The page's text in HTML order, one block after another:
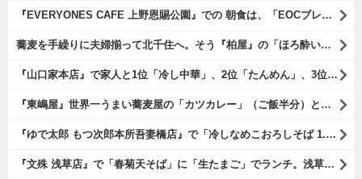
『EVERYONES CAFE 上野恩賜公園』での 朝食は、「EOCブレックファーストプレート」とセットで「アイスカフェラテ」をもらい、それから家人が「東京たまごを使ったパンケーキ キャラメルナッツ（2枚）」を頼んでみた。どれもがハイカラにうまいのだよ（笑）。（EVERYONES CAFE 上野恩賜公園：上野公園）
蕎麦を手繰りに夫婦揃って北千住へ。そう『柏屋』の「ほろ酔いセット」で一杯やったのだよ。ここは二駅離れた場所だけど、あたしの『街的』のようにくつろげる処だ。勿論、うまかったのだよ（笑）。（きそば 柏屋：足立区千住）
『山口家本店』で家人と1位「冷し中華」、2位「たんめん」、3位「かき氷」の順番通りのオーダーでランチ。なんの変哲もないものがうまいのは、当たり前だのクラッカーなのだと云爾（笑）。（山口家本店：千束通り商店街：浅草五丁目）
『東嶋屋』世界一うまい蕎麦屋の「カツカレー」（ご飯半分）と「おしんこ盛り合わせ」と「ビ―ル」でランチ。もう、ほんとうまいのだから、みんな食べてみてね、と云爾（笑）。（東嶋屋：竜泉一丁目）
『ゆで太郎 もつ次郎本所吾妻橋店』で「冷しなめこおろしそば 1.5倍盛」を手繰れば、それは「なめこ」の粘りが強烈な調味料となって、既に、ただの蕎麦では無くなっている。 ヌルヌルの蕎麦はめちゃくちゃにうまいのである（笑）。（ゆで太郎 もつ次郎本所吾妻橋店：墨田区吾妻橋3丁目）
『文殊 浅草店』で「春菊天そば」に「生たまご」でランチ。浅草地下街における至高のランチだ。今日も、実にうまかったのだよ（笑）。（文殊 浅草店：浅草一丁目：浅草地下街）